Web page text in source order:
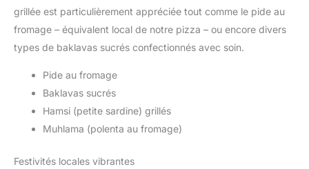
grillée est particulièrement appréciée tout comme le pide au
fromage – équivalent local de notre pizza – ou encore divers
types de baklavas sucrés confectionnés avec soin.
Pide au fromage
Baklavas sucrés
Hamsi (petite sardine) grillés
Muhlama (polenta au fromage)
Festivités locales vibrantes